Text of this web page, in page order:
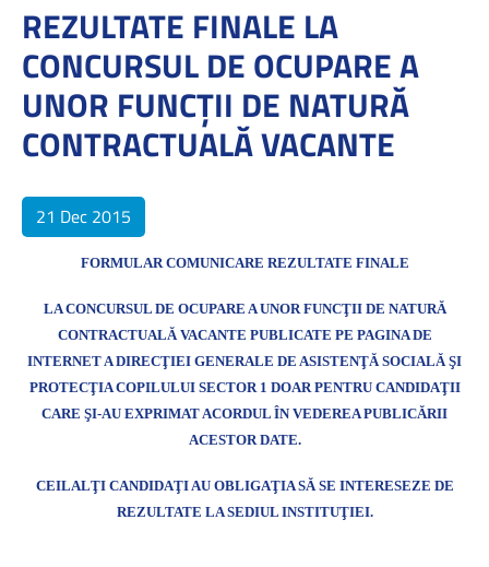
REZULTATE FINALE LA
CONCURSUL DE OCUPARE A
UNOR FUNCŢII DE NATURĂ
CONTRACTUALĂ VACANTE
21 Dec 2015
FORMULAR COMUNICARE REZULTATE FINALE
LACONCURSUL DE OCUPARE A UNOR FUNCŢII DE NATURĂ
CONTRACTUALĂ VACANTE PUBLICATE PE PAGINA DE
INTERNET ADIRECŢIEI GENERALE DE ASISTENŢĂ SOCIALĂ ŞI
PROTECŢIA COPILULUI SECTOR 1 DOAR PENTRU CANDIDAŢII
CARE ŞI-AU EXPRIMAT ACORDUL ÎN VEDEREA PUBLICĂRII
ACESTOR DATE.
CEILALŢI CANDIDAŢI AU OBLIGAŢIA SĂ SE INTERESEZE DE
REZULTATE LA SEDIUL INSTITUŢIEI.